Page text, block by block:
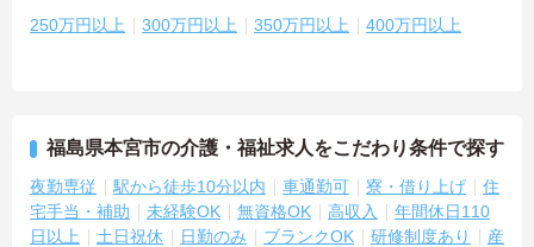
250万円以上 300万円以上 350万円以上 400万円以上
福島県本宮市の介護・福祉求人をこだわり条件で探す
夜勤専従 駅から徒歩10分以内 車通勤可 寮・借り上げ
住
宅手当・補助
未経験OK 無資格OK 高収入
年間休日110
日以上
土日祝休 日勤のみ ブランクOK 研修制度あり
産